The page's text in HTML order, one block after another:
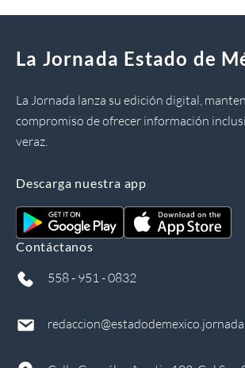
La Jornada Estado de
La Jornada lanza su edición digital,
compromiso de ofrecer información
veraz.
Descarga nuestra app
Contáctanos
558 - 951 - 0832